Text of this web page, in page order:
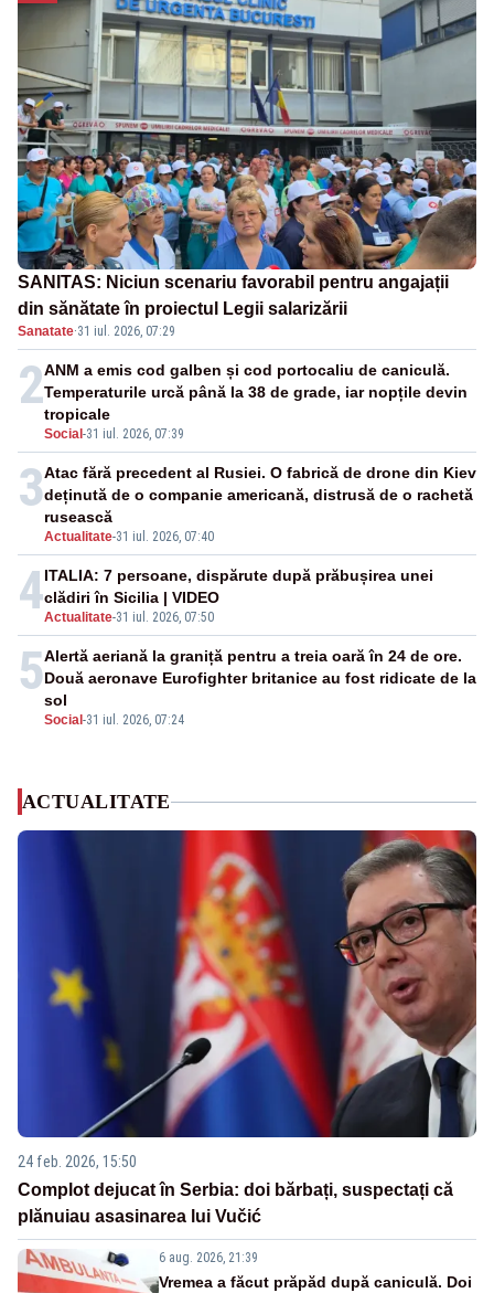
SANITAS: Niciun scenariu favorabil pentru angajații
din sănătate în proiectul Legii salarizării
Sanatate·31 iul. 2026, 07:29
2
Social -31 iul. 2026, 07:39
ANM a emis cod galben și cod portocaliu de caniculă.
Temperaturile urcă până la 38 de grade, iar nopțile devin
tropicale
3
Actualitate-31 iul. 2026, 07:40
Atac fără precedent al Rusiei. O fabrică de drone din Kiev
deținută de o companie americană, distrusă de o rachetă
rusească
4Actualitate-31 iul. 2026, 07:50
ITALIA: 7 persoane, dispărute după prăbușirea unei
clădiri în Sicilia | VIDEO
5
Social -31 iul. 2026, 07:24
Alertă aeriană la graniță pentru a treia oară în 24 de ore.
Două aeronave Eurofighter britanice au fost ridicate de la
sol
ACTUALITATE
24 feb. 2026, 15:50
Complot dejucat în Serbia: doi bărbați, suspectați că
plănuiau asasinarea lui Vučić
6 aug. 2026, 21:39
Vremea a făcut prăpăd după caniculă. Doi